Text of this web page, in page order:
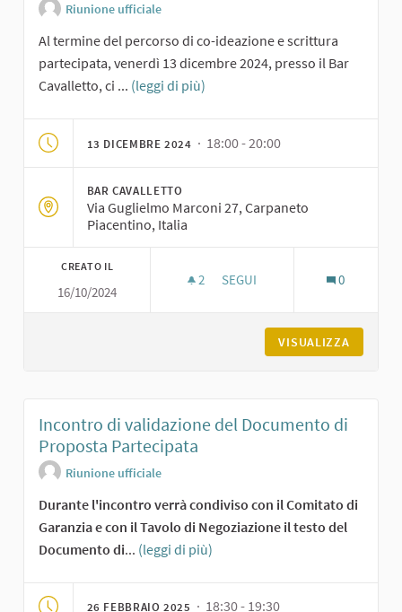
Riunione ufficiale
Al termine del percorso di co-ideazione e scrittura
partecipata, venerdì 13 dicembre 2024, presso il Bar
Cavalletto, ci ... (leggi di più)
13 DICEMBRE 2024 · 18:00 - 20:00
BAR CAVALLETTO
Via Guglielmo Marconi 27, Carpaneto
Piacentino, Italia
CREATO IL
16/10/2024
2 2 SOSTENITORI
SEGUI 0
VISUALIZZA
Incontro di validazione del Documento di
Proposta Partecipata
Riunione ufficiale
Durante l'incontro verrà condiviso con il Comitato di
Garanzia e con il Tavolo di Negoziazione il testo del
Documento di... (leggi di più)
26 FEBBRAIO 2025 · 18:30 - 19:30